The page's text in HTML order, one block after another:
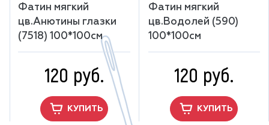
Фатин мягкий
цв.Анютины глазки
(7518) 100*100см
120 руб.
КУПИТЬ
Фатин мягкий
цв.Водолей (590)
100*100см
120 руб.
КУПИТЬ